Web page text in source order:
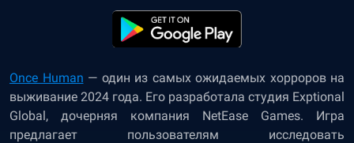
Once Human — один из самых ожидаемых хорроров на
выживание 2024 года. Его разработала студия Exptional
Global, дочерняя компания NetEase Games. Игра
предлагает пользователям исследовать